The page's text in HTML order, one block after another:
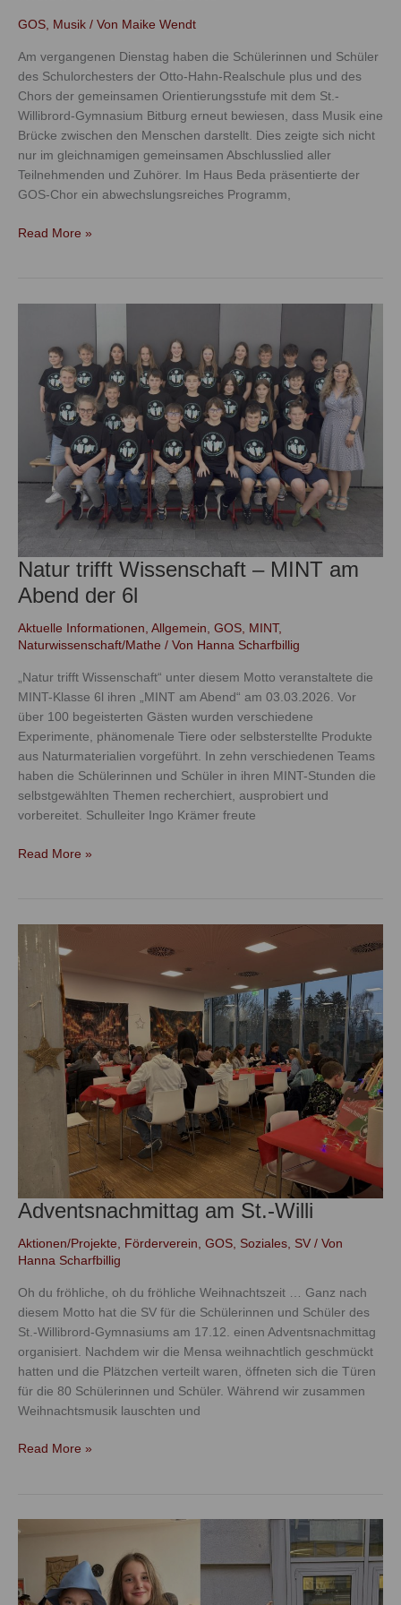
GOS Musik / Von Maike Wendt
Am vergangenen Dienstag haben die Schülerinnen und Schüler
des Schulorchesters der Otto-Hahn-Realschule plus und des
Chors der gemeinsamen Orientierungsstufe mit dem St.-
Willibrord-Gymnasium Bitburg erneut bewiesen, dass Musik eine
Brücke zwischen den Menschen darstellt. Dies zeigte sich nicht
nur im gleichnamigen gemeinsamen Abschlusslied aller
Teilnehmenden und Zuhörer. Im Haus Beda präsentierte der
GOS-Chor ein abwechslungsreiches Programm,
Read More »
Natur trifft Wissenschaft – MINT am
Abend der 6l
Aktuelle Informationen, Allgemein, GOS, MINT,
Naturwissenschaft/Mathe / Von Hanna Scharfbillig
„Natur trifft Wissenschaft“ unter diesem Motto veranstaltete die
MINT-Klasse 6l ihren „MINT am Abend“ am 03.03.2026. Vor
über 100 begeisterten Gästen wurden verschiedene
Experimente, phänomenale Tiere oder selbsterstellte Produkte
aus Naturmaterialien vorgeführt. In zehn verschiedenen Teams
haben die Schülerinnen und Schüler in ihren MINT-Stunden die
selbstgewählten Themen recherchiert, ausprobiert und
vorbereitet. Schulleiter Ingo Krämer freute
Wissenschaft
MINT
Abend
Read More »
Adventsnachmittag am St.-Willi
Aktionen/Projekte Förderverein GOS Soziales SV / Von
Hanna Scharfbillig
Oh du fröhliche, oh du fröhliche Weihnachtszeit … Ganz nach
diesem Motto hat die SV für die Schülerinnen und Schüler des
St.-Willibrord-Gymnasiums am 17.12. einen Adventsnachmittag
organisiert. Nachdem wir die Mensa weihnachtlich geschmückt
hatten und die Plätzchen verteilt waren, öffneten sich die Türen
für die 80 Schülerinnen und Schüler. Während wir zusammen
Weihnachtsmusik lauschten und
Adventsnachmittag
am
St.-
Willi
Read More »
Teil
Harry-